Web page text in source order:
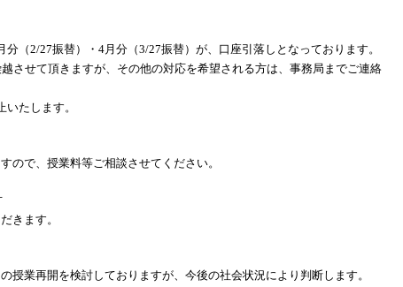
（2/27振替）・4月分（3/27振替）が、口座引落しとなっております。
させて頂きますが、その他の対応を希望される方は、事務局までご連絡
たします。
ので、授業料等ご相談させてください。
きます。
授業再開を検討しておりますが、今後の社会状況により判断します。